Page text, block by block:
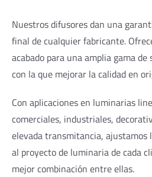
Nuestros difusores dan una
final de cualquier fabricante.
acabado para una amplia gama
con la que mejorar la calidad en
Con aplicaciones en luminarias
comerciales, industriales,
elevada transmitancia, ajustamos
al proyecto de luminaria de cada
mejor combinación entre ellas.